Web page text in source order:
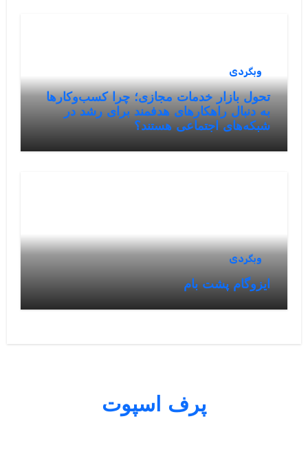
وبگردی
تحول بازار خدمات مجازی؛ چرا کسب‌وکارها
به دنبال راهکارهای هدفمند برای رشد در
شبکه‌های اجتماعی هستند؟
وبگردی
ایزوگام پشت بام
پرف اسپوت